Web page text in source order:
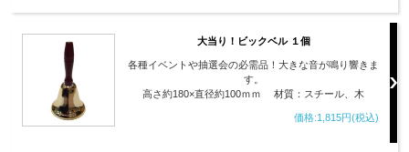
大当り！ビックベル １個
各種イベントや抽選会の必需品！大きな音が鳴り響きま
す。
高さ約180×直径約100ｍｍ 材質：スチール、木
価格:1,815円(税込)